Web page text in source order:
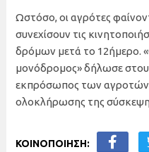
Ωστόσο, οι αγρότες
συνεχίσουν τις
δρόμων μετά το 12ήμερο.
μονόδρομος» δήλωσε
εκπρόσωπος των αγροτών
ολοκλήρωσης της
ΚΟΙΝΟΠΟΙΗΣΗ: